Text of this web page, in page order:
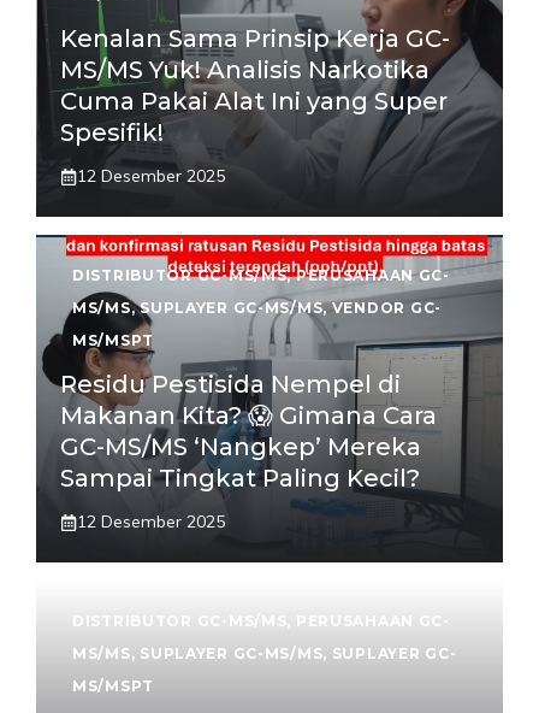
Kenalan Sama Prinsip Kerja GC-
MS/MS Yuk! Analisis Narkotika
Cuma Pakai Alat Ini yang Super
Spesifik!
12 Desember 2025
DISTRIBUTOR GC-MS/MS,PERUSAHAAN GC-
MS/MS,SUPLAYER GC-MS/MS,VENDOR GC-
MS/MSPT
Residu Pestisida Nempel di
Makanan Kita? 😱 Gimana Cara
GC-MS/MS ‘Nangkep’ Mereka
Sampai Tingkat Paling Kecil?
12 Desember 2025
DISTRIBUTOR GC-MS/MS, PERUSAHAAN GC-
MS/MS, SUPLAYER GC-MS/MS, SUPLAYER GC-
MS/MSPT